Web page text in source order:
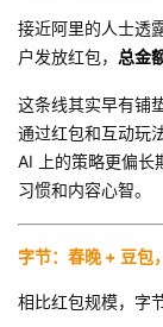
接近阿里的人士透
户发放红包， 总金
这条线其实早有铺
通过红包和互动玩
AI 上的策略更偏长
习惯和内容心智。
字节：春晚 + 豆包
相比红包规模，字